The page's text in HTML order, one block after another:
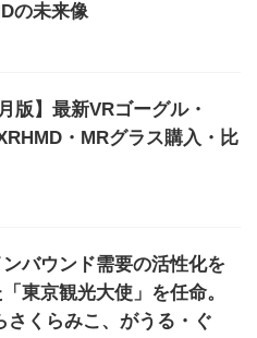
の未来像
版】最新VRゴーグル・
・MRグラス購入・比
バウンド需要の活性化を
東京観光大使」を任命。
さくらみこ、がうる・ぐ